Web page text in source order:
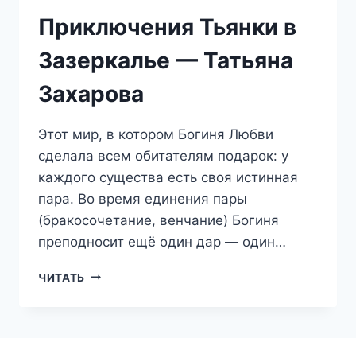
Приключения Тьянки в
Зазеркалье — Татьяна
Захарова
Этот мир, в котором Богиня Любви
сделала всем обитателям подарок: у
каждого существа есть своя истинная
пара. Во время единения пары
(бракосочетание, венчание) Богиня
преподносит ещё один дар — один…
ЧИТАТЬ ПРИКЛЮЧЕНИЯ